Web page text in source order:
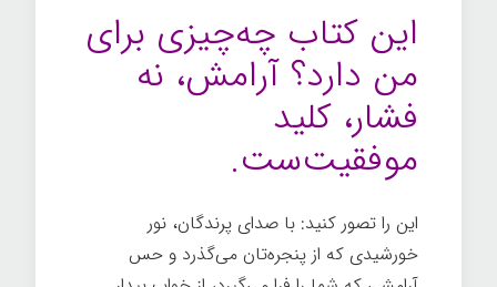
این کتاب چه‌چیزی برای
من دارد؟ آرامش، نه
فشار، کلید
موفقیت‌ست.
این را تصور کنید: با صدای پرندگان، نور
خورشیدی که از پنجره‌تان می‌گذرد و حس